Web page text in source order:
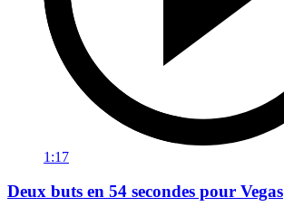
1:17
Deux buts en 54 secondes pour Vegas